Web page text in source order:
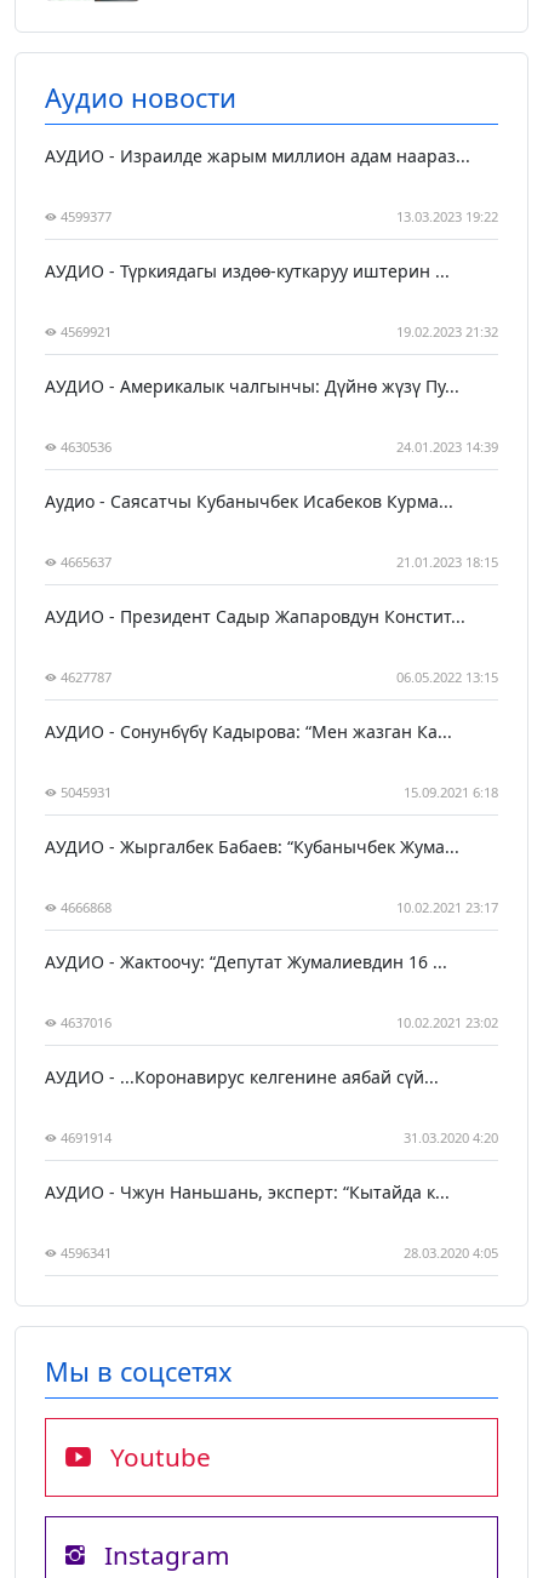
Аудио новости
АУДИО - Израилде жарым миллион адам наараз...
4599377 13.03.2023 19:22
АУДИО - Түркиядагы издөө-куткаруу иштерин ...
4569921 19.02.2023 21:32
АУДИО - Америкалык чалгынчы: Дүйнө жүзү Пу...
4630536 24.01.2023 14:39
Аудио - Саясатчы Кубанычбек Исабеков Курма...
4665637 21.01.2023 18:15
АУДИО - Президент Садыр Жапаровдун Констит...
4627787 06.05.2022 13:15
АУДИО - Сонунбүбү Кадырова: “Мен жазган Ка...
5045931 15.09.2021 6:18
АУДИО - Жыргалбек Бабаев: “Кубанычбек Жума...
4666868 10.02.2021 23:17
АУДИО - Жактоочу: “Депутат Жумалиевдин 16 ...
4637016 10.02.2021 23:02
АУДИО - ...Коронавирус келгенине аябай сүй...
4691914 31.03.2020 4:20
АУДИО - Чжун Наньшань, эксперт: “Кытайда к...
4596341 28.03.2020 4:05
Мы в соцсетях
Youtube
Instagram